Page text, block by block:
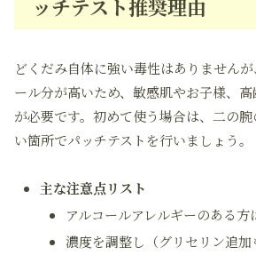
ッチテスト推奨理由
どくだみ自体に強い毒性はありません
ール分が高いため、敏感肌やお子様、
が必要です。初めて使う場合は、二の
い箇所でパッチテストを行いましょう。
主な注意点リスト
アルコールアレルギーのある方
濃度を調整し（グリセリン追